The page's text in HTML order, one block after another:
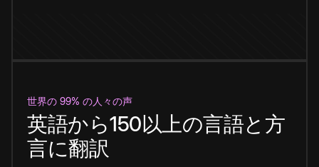
世界の 99% の人々の声
英語から150以上の言語と方
言に翻訳